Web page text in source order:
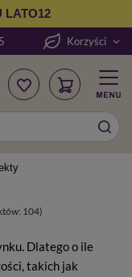
LATO12
Korzyści
104)
Dlatego o ile
takich jak